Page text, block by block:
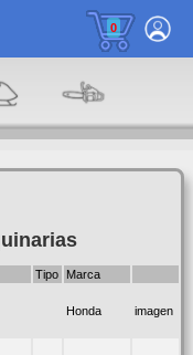
0
Tipo Marca
Honda imagen